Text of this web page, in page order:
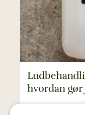
hvordan gør